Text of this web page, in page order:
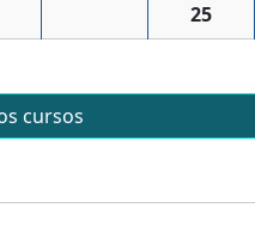
25
cursos